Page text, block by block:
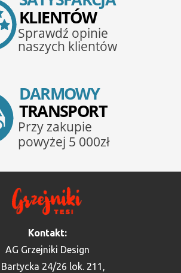
Kontakt:
AG Grzejniki Design
Bartycka 24/26 lok. 211,